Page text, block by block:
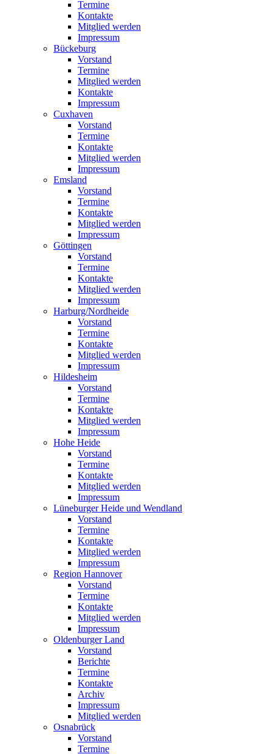
Termine
Kontakte
Mitglied werden
Impressum
Bückeburg
Vorstand
Termine
Mitglied werden
Kontakte
Impressum
Cuxhaven
Vorstand
Termine
Kontakte
Mitglied werden
Impressum
Emsland
Vorstand
Termine
Kontakte
Mitglied werden
Impressum
Göttingen
Vorstand
Termine
Kontakte
Mitglied werden
Impressum
Harburg/Nordheide
Vorstand
Termine
Kontakte
Mitglied werden
Impressum
Hildesheim
Vorstand
Termine
Kontakte
Mitglied werden
Impressum
Hohe Heide
Vorstand
Termine
Kontakte
Mitglied werden
Impressum
Lüneburger Heide und Wendland
Vorstand
Termine
Kontakte
Mitglied werden
Impressum
Region Hannover
Vorstand
Termine
Kontakte
Mitglied werden
Impressum
Oldenburger Land
Vorstand
Berichte
Termine
Kontakte
Archiv
Impressum
Mitglied werden
Osnabrück
Vorstand
Termine